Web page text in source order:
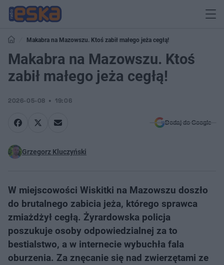
Makabra na Mazowszu. Ktoś zabił małego jeża cegłą!
Makabra na Mazowszu. Ktoś
zabił małego jeża cegłą!
2026-05-08 19:06
Dodaj do Google
Grzegorz Kluczyński
W miejscowości Wiskitki na Mazowszu doszło
do brutalnego zabicia jeża, którego sprawca
zmiażdżył cegłą. Żyrardowska policja
poszukuje osoby odpowiedzialnej za to
bestialstwo, a w internecie wybuchła fala
oburzenia. Za znęcanie się nad zwierzętami ze